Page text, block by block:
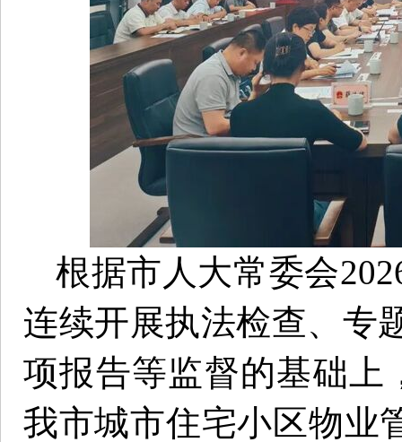
根据市人大常委会
连续开展执法检查、专
项报告等监督的基础上
我市城市住宅小区物业